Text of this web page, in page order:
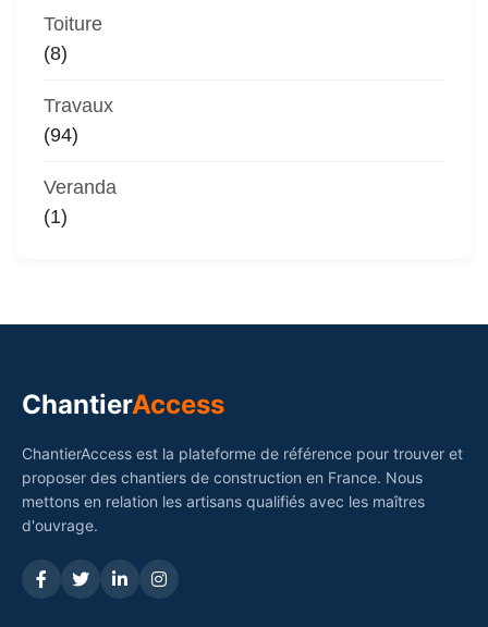
Toiture
(8)
Travaux
(94)
Veranda
(1)
ChantierAccess
ChantierAccess est la plateforme de référence pour trouver et
proposer des chantiers de construction en France. Nous
mettons en relation les artisans qualifiés avec les maîtres
d'ouvrage.